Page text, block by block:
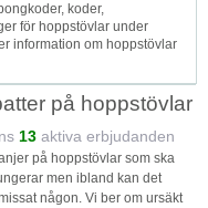
koder,
för hoppstövlar under
information om hoppstövlar
på hoppstövlar
13 aktiva erbjudanden
på hoppstövlar som ska
men ibland kan det
någon. Vi ber om ursäkt